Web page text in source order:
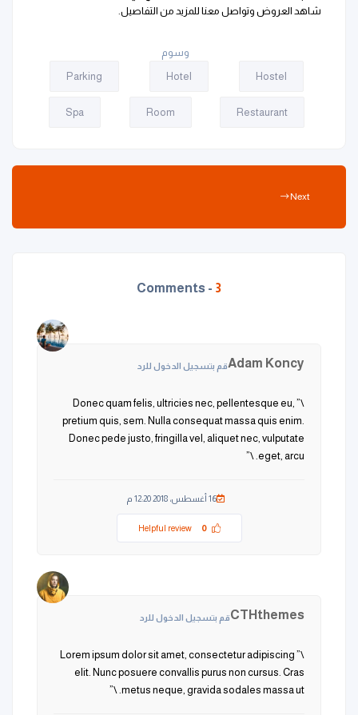
شاهد العروض وتواصل معنا للمزيد من التفاصيل.
وسوم
Hostel
Hotel
Parking
Restaurant
Room
Spa
Next
Comments - 3
Adam Koncyقم بتسجيل الدخول للرد
\” Donec quam felis, ultricies nec, pellentesque eu,
pretium quis, sem. Nulla consequat massa quis enim.
Donec pede justo, fringilla vel, aliquet nec, vulputate
eget, arcu. \”
16 أغسطس، 2018 12:20 م
Helpful review 0
CTHthemesقم بتسجيل الدخول للرد
\” Lorem ipsum dolor sit amet, consectetur adipiscing
elit. Nunc posuere convallis purus non cursus. Cras
metus neque, gravida sodales massa ut. \”